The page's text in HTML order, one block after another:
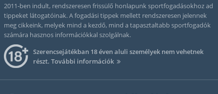
2011-ben indult, rendszeresen frissülő honlapunk sportfogadásokhoz ad
tippeket látogatóinak. A fogadási tippek mellett rendszeresen jelennek
meg cikkeink, melyek mind a kezdő, mind a tapasztaltabb sportfogadók
számára hasznos információkkal szolgálnak.
Szerencsejátékban 18 éven aluli személyek nem vehetnek
részt. További információk